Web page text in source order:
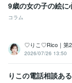
ビジネス・クリ
Canva:5年
悩み相談・カウンセ
強い ♡好奇心旺盛
く ♡癒し系ボイス
9歳の女の子の絵に
コラム
♡りこ♡Rico｜第
2026/07/26 13:50
りこの電話相談あ